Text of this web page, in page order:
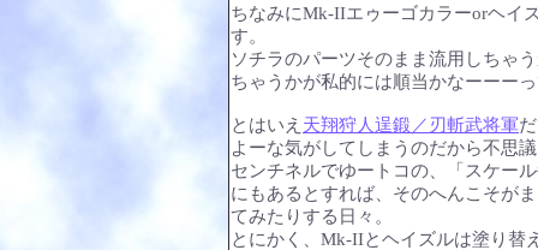
ちなみにMk-IIエゥーゴカラーorヘイ
す。
ソチラのパーツそのまま流用しちゃ
ちゃうかが私的には順当かなーーー
とはいえ 天翔狩人逞鍛／刃斬武将軍
よーな気がしてしまうのだから不思
センチネルでゆートコの、「スケー
にもあるとすれば、そのへんこそが
てみたりする日々。
とにかく、Mk-IIとヘイズルは塗り替